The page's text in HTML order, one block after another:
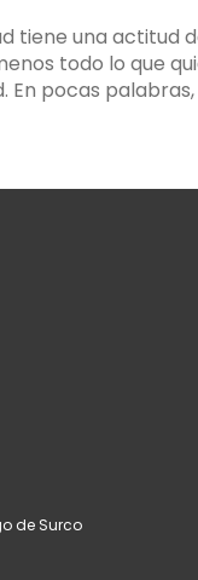
tiene una actitud
todo lo que
de Surco